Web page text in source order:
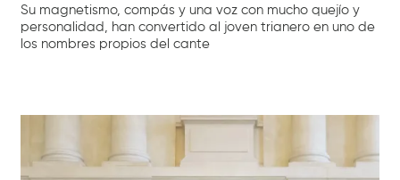
Su magnetismo, compás y una voz con mucho quejío y
personalidad, han convertido al joven trianero en uno de
los nombres propios del cante